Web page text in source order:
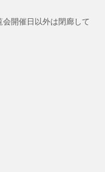
開催日以外は閉廊して